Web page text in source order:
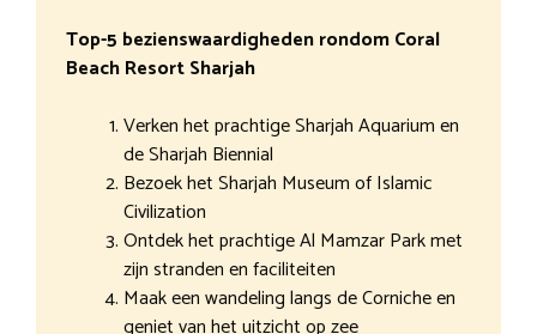
Top-5 bezienswaardigheden rondom Coral
Beach Resort Sharjah
Verken het prachtige Sharjah Aquarium en
de Sharjah Biennial
Bezoek het Sharjah Museum of Islamic
Civilization
Ontdek het prachtige Al Mamzar Park met
zijn stranden en faciliteiten
Maak een wandeling langs de Corniche en
geniet van het uitzicht op zee